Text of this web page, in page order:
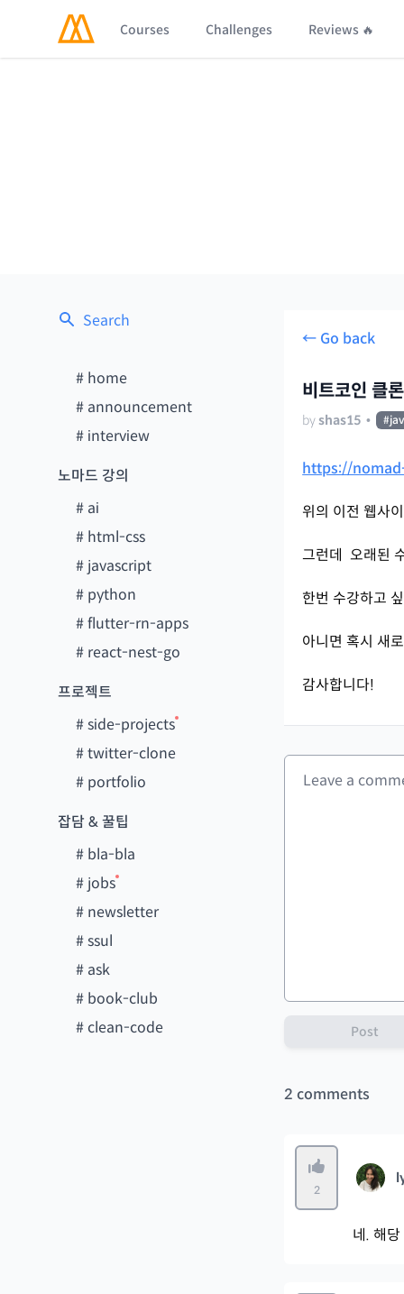
Courses Challenges Reviews 🔥
Search
# home
# announcement
# interview
노마드 강의
# ai
# html-css
# javascript
# python
#flutter-rn-apps
# react-nest-go
프로젝트
#side-projects
#twitter-clone
# portfolio
잡담 & 꿀팁
# bla-bla
# jobs
# newsletter
#ssul
# ask
# book-club
#clean-code
← Go back
비트코인 클
by shas15 • #
https://
위의 이전 웹사
그런데 오래된
한번 수강하고
아니면 혹시 새
감사합니다!
Post
2 comments
2
네. 해